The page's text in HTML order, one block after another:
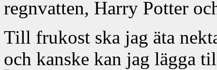
regnvatten, Harry Potter
Till frukost ska jag äta
och kanske kan jag lägga